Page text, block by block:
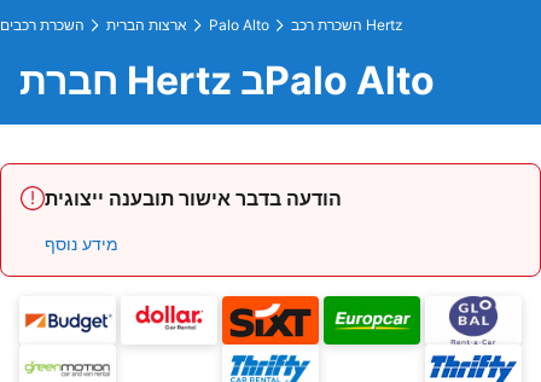
השכרת רכבים ארצות הברית Palo Alto השכרת רכב Hertz
חברת Hertz בPalo Alto
הודעה בדבר אישור תובענה ייצוגית
מידע נוסף